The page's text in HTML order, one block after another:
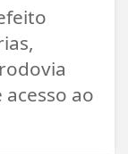
ao